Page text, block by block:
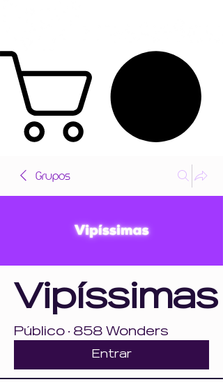
Grupos
Vipíssimas
Público · 858 Wonders
Entrar